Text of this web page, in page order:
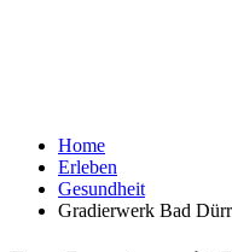
Home
Erleben
Gesundheit
Gradierwerk Bad